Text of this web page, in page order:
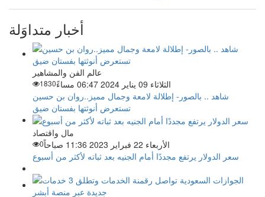
أخبار متداوَلة
عالم الفن والمشاهير
الثلاثاء 09 يناير 2024 06:47 مساءً
1830
شاهد .. بالصور- إطلالة لامعة وجمال مميز..روان بن حسين
تستعرض أنوثتها بفستان ضيق
مال واقتصاد
الأربعاء 22 فبراير 2023 11:36 صباحاً
0
سعر الدولار يرتفع مجددًا أمام الجنيه بعد ثباته لأكثر من أسبوع